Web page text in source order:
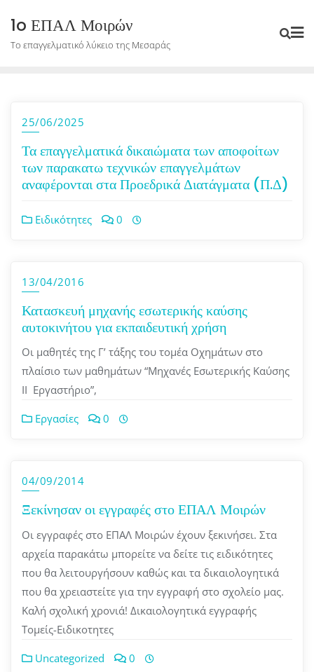
content
1o ΕΠΑΛ Μοιρών
Το επαγγελματικό λύκειο της Μεσαράς
25/06/2025
Τα επαγγελματικά δικαιώματα των αποφοίτων
των παρακατω τεχνικών επαγγελμάτων
αναφέρονται στα Προεδρικά Διατάγματα (Π.Δ)
Ειδικότητες 0
13/04/2016
Κατασκευή μηχανής εσωτερικής καύσης
αυτοκινήτου για εκπαιδευτική χρήση
Οι μαθητές της Γ’ τάξης του τομέα Οχημάτων στο
πλαίσιο των μαθημάτων “Μηχανές Εσωτερικής Καύσης
ΙΙ ­ Εργαστήριο”,
Εργασίες 0
04/09/2014
Ξεκίνησαν οι εγγραφές στο ΕΠΑΛ Μοιρών
Οι εγγραφές στο ΕΠΑΛ Μοιρών έχουν ξεκινήσει. Στα
αρχεία παρακάτω μπορείτε να δείτε τις ειδικότητες
που θα λειτουργήσουν καθώς και τα δικαιολογητικά
που θα χρειαστείτε για την εγγραφή στο σχολείο μας.
Καλή σχολική χρονιά! Δικαιολογητικά εγγραφής
Τομείς-Ειδικοτητες
Uncategorized 0